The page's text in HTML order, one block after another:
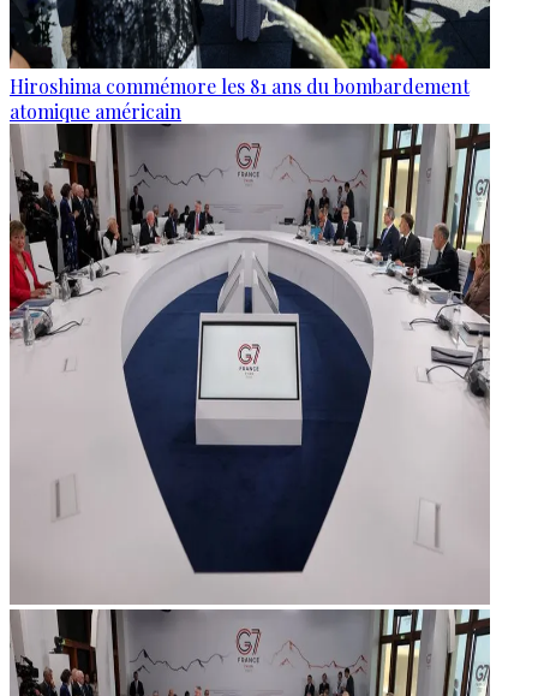
Hiroshima commémore les 81 ans du bombardement
atomique américain